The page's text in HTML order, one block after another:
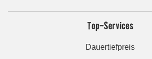
Top-Services
Dauertiefpreis